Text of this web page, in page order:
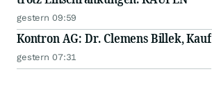
gestern 09:59
Kontron AG: Dr. Clemens Billek, Kauf
gestern 07:31